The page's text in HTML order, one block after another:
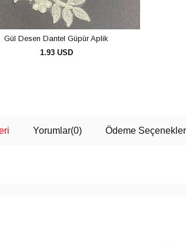
Gül Desen Dantel Güpür Aplik
1.93 USD
Yorumlar(0) Ödeme